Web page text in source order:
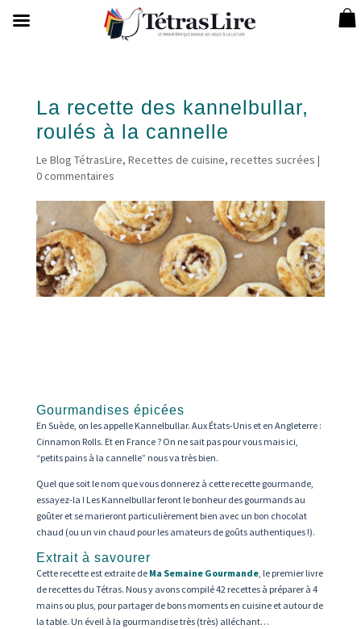
La recette des kannelbullar,
roulés à la cannelle
Le Blog TétrasLire, Recettes de cuisine, recettes sucrées |
0 commentaires
Gourmandises épicées
En Suède, on les appelle Kannelbullar. Aux États-Unis et en Angleterre :
Cinnamon Rolls. Et en France ? On ne sait pas pour vous mais ici,
“petits pains à la cannelle” nous va très bien.
Quel que soit le nom que vous donnerez à cette recette gourmande,
essayez-la ! Les Kannelbullar feront le bonheur des gourmands au
goûter et se marieront particulièrement bien avec un bon chocolat
chaud (ou un vin chaud pour les amateurs de goûts authentiques !).
Extrait à savourer
Cette recette est extraite de Ma Semaine Gourmande, le premier livre
de recettes du Tétras. Nous y avons compilé 42 recettes à préparer à 4
mains ou plus, pour partager de bons moments en cuisine et autour de
la table. Un éveil à la gourmandise très (très) alléchant…